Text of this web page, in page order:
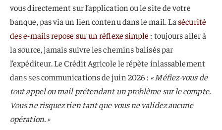
vous directement sur l’application ou le site de votre
banque, pas via un lien contenu dans le mail. La sécurité
des e-mails repose sur un réflexe simple : toujours aller à
la source, jamais suivre les chemins balisés par
l’expéditeur. Le Crédit Agricole le répète inlassablement
dans ses communications de juin 2026 : « Méfiez-vous de
tout appel ou mail prétendant un problème sur le compte.
Vous ne risquez rien tant que vous ne validez aucune
opération. »